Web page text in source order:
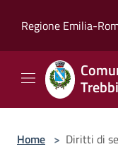
Regione Emilia-
Home > Diritti di